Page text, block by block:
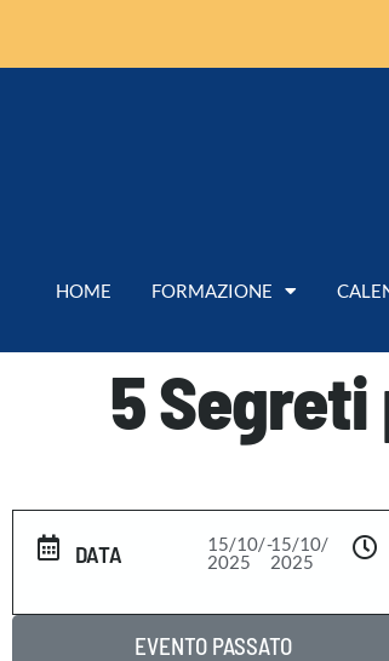
HOME FORMAZIONE
5
DATA
15/10/
2025
-15/10/
2025
EVENTO PASSATO